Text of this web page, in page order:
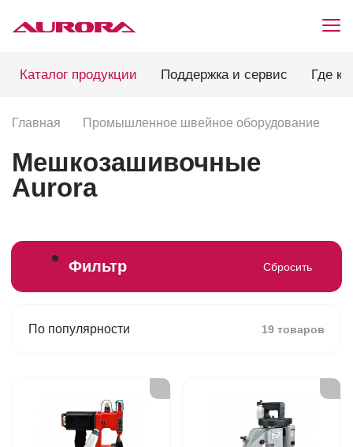
Каталог продукции Поддержка и сервис Где
Главная Промышленное швейное оборудование
Мешкозашивочные
Aurora
Фильтр Сбросить
По популярности 19 товаров